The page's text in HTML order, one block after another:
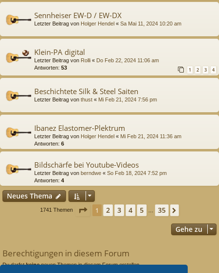
Sennheiser EW-D / EW-DX
Letzter Beitrag von Holger Hendel « Sa Mai 11, 2024 10:20 am
Klein-PA digital
Letzter Beitrag von Rolli « Do Feb 22, 2024 11:06 am
Antworten: 53 1 2 3 4
Beschichtete Silk & Steel Saiten
Letzter Beitrag von thust « Mi Feb 21, 2024 7:56 pm
Ibanez Elastomer-Plektrum
Letzter Beitrag von Holger Hendel « Mi Feb 21, 2024 11:36 am
Antworten: 6
Bildschärfe bei Youtube-Videos
Letzter Beitrag von berndwe « So Feb 18, 2024 7:52 pm
Antworten: 4
Neues Thema
1741 Themen Seite1 von 35
1 2 3 4 5 35
Gehe zu
Berechtigungen in diesem Forum
Du darfstkeineneuen Themen in diesem Forum erstellen.